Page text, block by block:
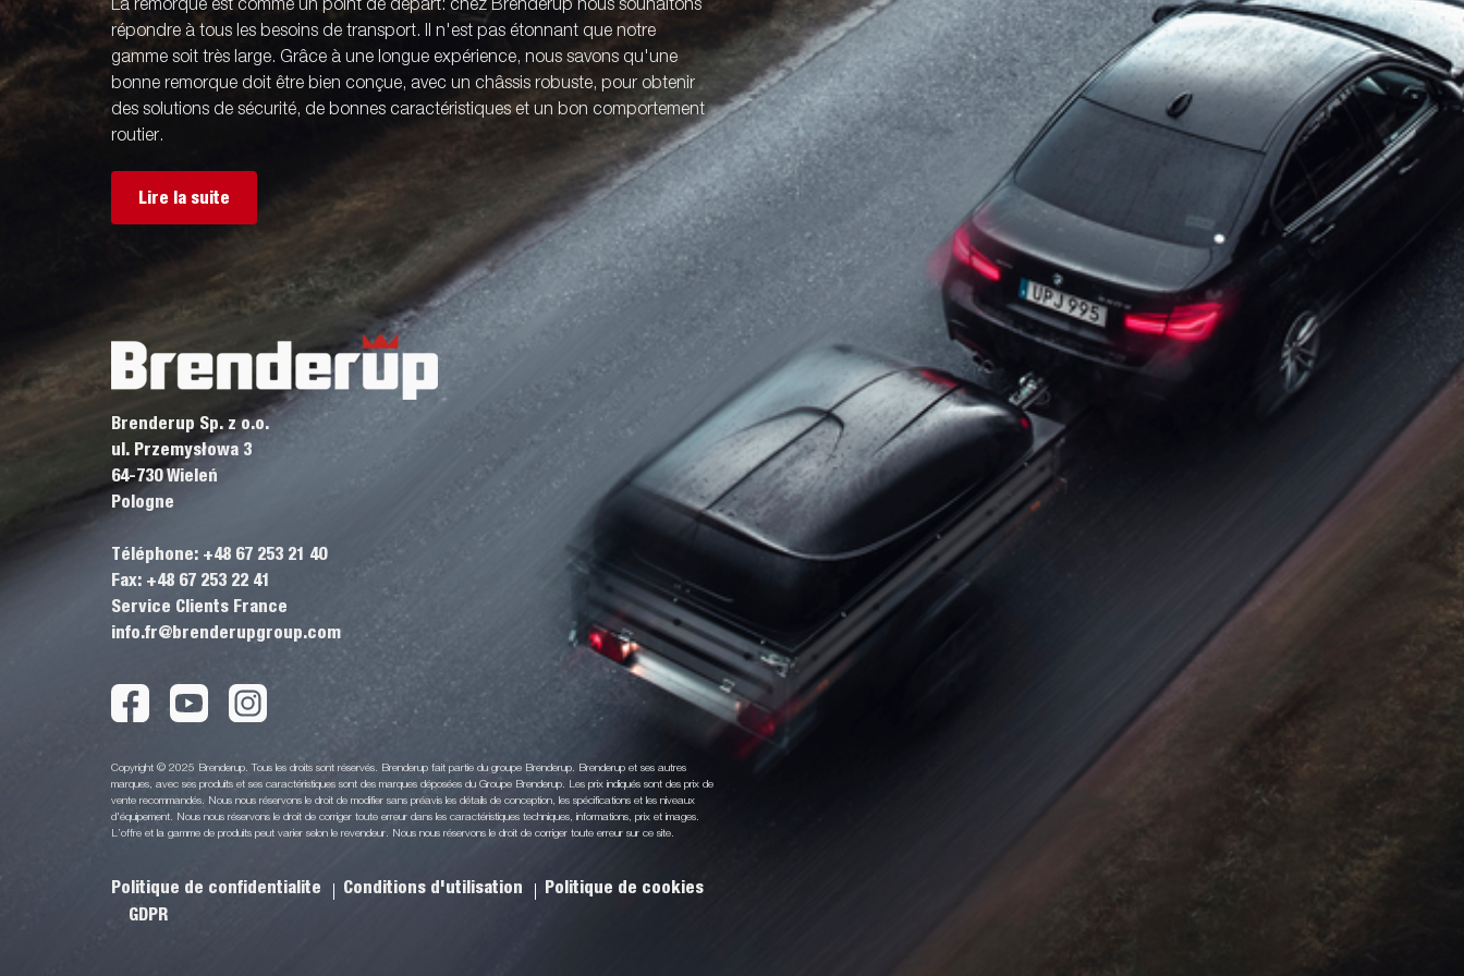
La remorque est comme un point de départ: chez Brenderup nous souhaitons
répondre à tous les besoins de transport. Il n'est pas étonnant que notre
gamme soit très large. Grâce à une longue expérience, nous savons qu'une
bonne remorque doit être bien conçue, avec un châssis robuste, pour obtenir
des solutions de sécurité, de bonnes caractéristiques et un bon comportement
routier.
Lire la suite
Brenderup Sp. z o.o.
ul. Przemysłowa 3
64-730 Wieleń
Pologne
Téléphone: +48 67 253 21 40
Fax: +48 67 253 22 41
Service Clients France
info.fr@brenderupgroup.com
Copyright © 2025 Brenderup. Tous les droits sont réservés. Brenderup fait partie du groupe Brenderup. Brenderup et ses autres
marques, avec ses produits et ses caractéristiques sont des marques déposées du Groupe Brenderup. Les prix indiqués sont des prix de
vente recommandés. Nous nous réservons le droit de modifier sans préavis les détails de conception, les spécifications et les niveaux
d'équipement. Nous nous réservons le droit de corriger toute erreur dans les caractéristiques techniques, informations, prix et images.
L’offre et la gamme de produits peut varier selon le revendeur. Nous nous réservons le droit de corriger toute erreur sur ce site.
Politique de confidentialite Conditions d'utilisation
Politique de cookies
GDPR